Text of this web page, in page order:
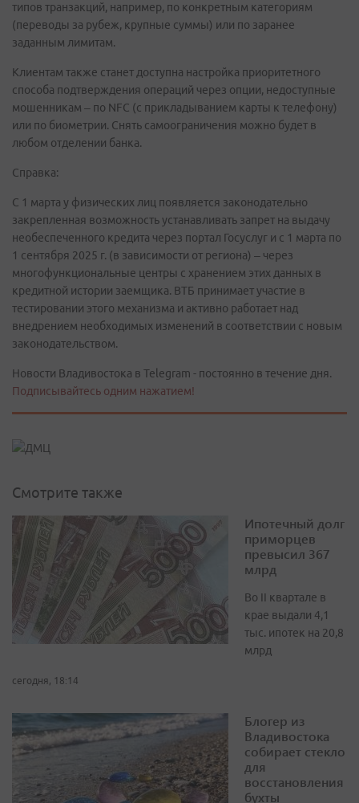
типов транзакций, например, по конкретным категориям
(переводы за рубеж, крупные суммы) или по заранее
заданным лимитам.
Клиентам также станет доступна настройка приоритетного
способа подтверждения операций через опции, недоступные
мошенникам – по NFC (с прикладыванием карты к телефону)
или по биометрии. Снять самоограничения можно будет в
любом отделении банка.
Справка:
C 1 марта у физических лиц появляется законодательно
закрепленная возможность устанавливать запрет на выдачу
необеспеченного кредита через портал Госуслуг и с 1 марта по
1 сентября 2025 г. (в зависимости от региона) – через
многофункциональные центры с хранением этих данных в
кредитной истории заемщика. ВТБ принимает участие в
тестировании этого механизма и активно работает над
внедрением необходимых изменений в соответствии с новым
законодательством.
Новости Владивостока в Telegram - постоянно в течение дня.
Подписывайтесь одним нажатием!
Смотрите также
Ипотечный долг
приморцев
превысил 367
млрд
Во II квартале в
крае выдали 4,1
тыс. ипотек на 20,8
млрд
сегодня, 18:14
Блогер из
Владивостока
собирает стекло
для
восстановления
бухты